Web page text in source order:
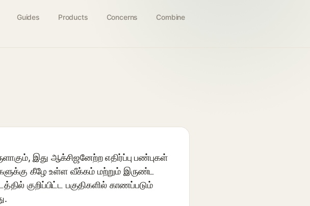
Guides Products Concerns Combine
இது ஆக்சிஜனேற்ற எதிர்ப்பு பண்புகள்
கீழே உள்ள வீக்கம் மற்றும் இருண்ட
குறிப்பிட்ட பகுதிகளில் காணப்படும்